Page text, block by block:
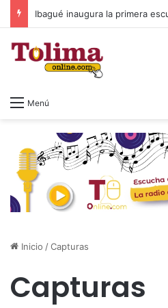
Menú
Inicio /Capturas
Capturas